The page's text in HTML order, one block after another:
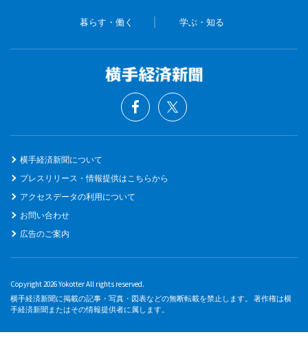
暮らす・働く 学ぶ・知る
横手経済新聞について
プレスリリース・情報提供はこちらから
アクセスデータの利用について
お問い合わせ
広告のご案内
Copyright 2026 Yokotter All rights reserved.
横手経済新聞に掲載の記事・写真・図表などの無断転載を禁止します。 著作権は横
手経済新聞またはその情報提供者に属します。